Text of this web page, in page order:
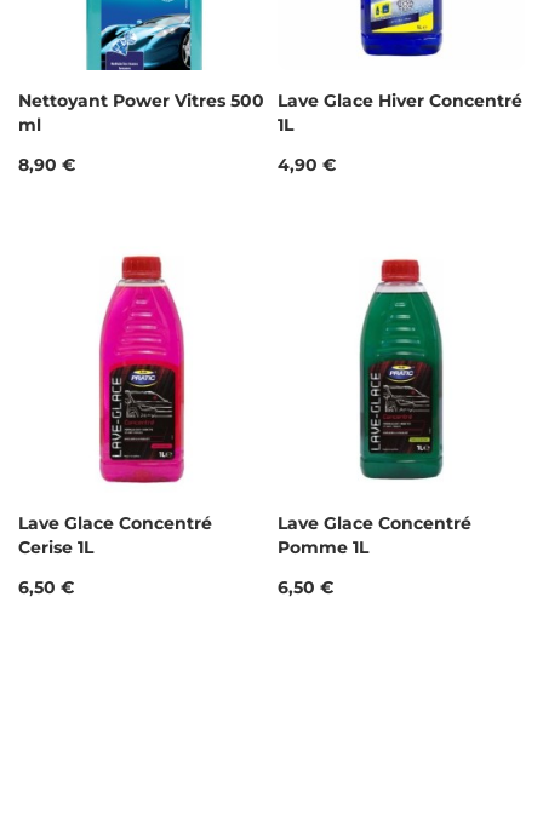
Nettoyant Power Vitres 500
ml
Prix
8,90 €
Lave Glace Hiver Concentré
1L
Prix
4,90 €
Lave Glace Concentré
Cerise 1L
Prix
6,50 €
Lave Glace Concentré
Pomme 1L
Prix
6,50 €